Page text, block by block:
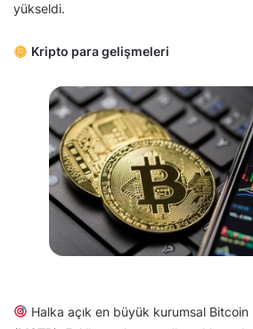
yükseldi.
Kripto para gelişmeleri
Halka açık en büyük kurumsal